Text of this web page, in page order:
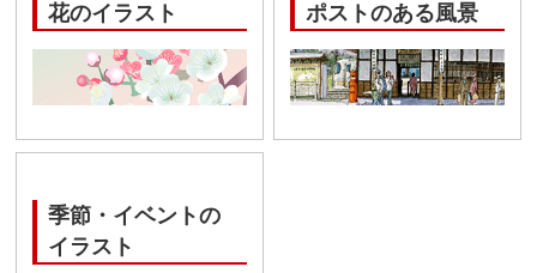
花のイラスト ポストのある風景
季節・イベントの
イラスト